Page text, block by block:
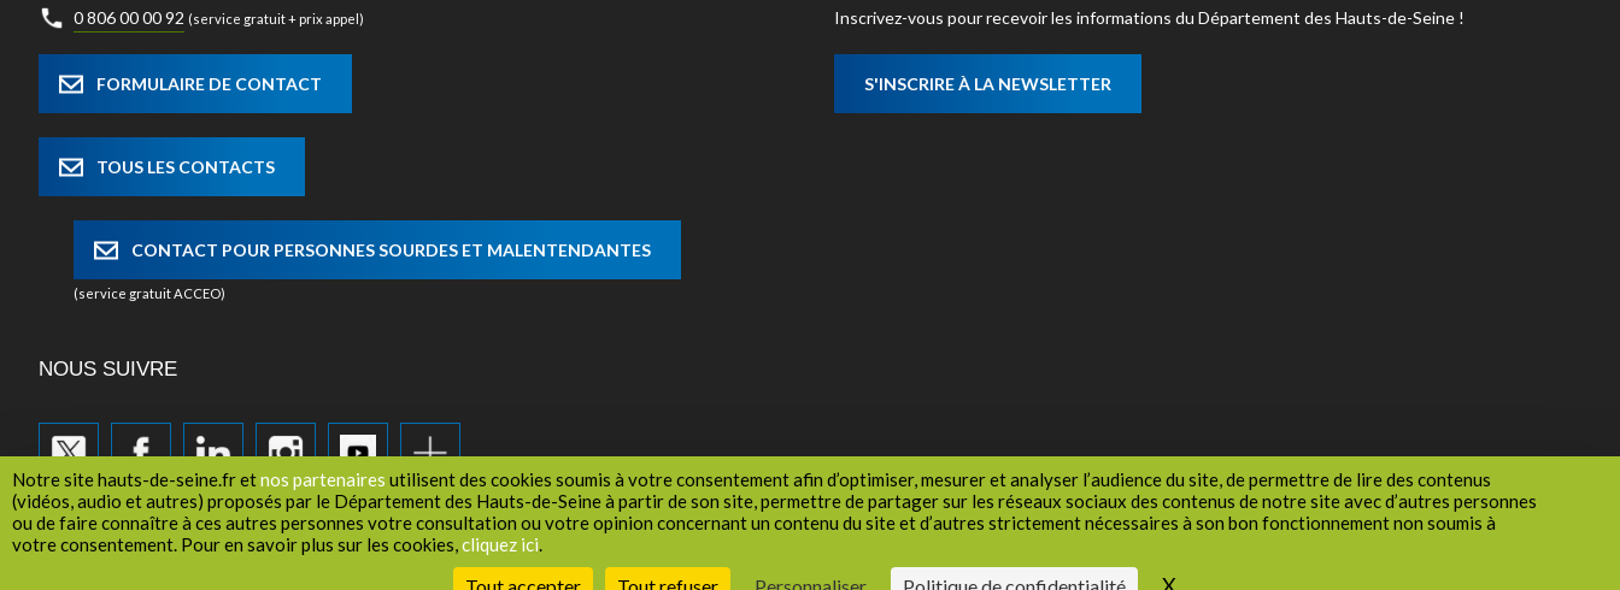
0 806 00 00 92 (service gratuit + prix appel)
FORMULAIRE DE CONTACT
TOUS LES CONTACTS
CONTACT POUR PERSONNES SOURDES ET MALENTENDANTES
(service gratuit ACCEO)
Inscrivez-vous pour recevoir les informations du Département des Hauts-de-Seine !
S'INSCRIRE À LA NEWSLETTER
NOUS SUIVRE
Mentions légales Politique de confidentialité Cookies Réseaux sociaux Plan de site Accessibilité : non conforme
Notre site hauts-de-seine.fr etnos partenaires utilisent des cookies soumis à votre consentement afin d’optimiser, mesurer et analyser l’audience du site, de permettre de lire des contenus
(vidéos, audio et autres) proposés par le Département des Hauts-de-Seine à partir de son site, permettre de partager sur les réseaux sociaux des contenus de notre site avec d’autres personnes
ou de faire connaître à ces autres personnes votre consultation ou votre opinion concernant un contenu du site et d’autres strictement nécessaires à son bon fonctionnement non soumis à
votre consentement. Pour en savoir plus sur les cookies,cliquez ici.